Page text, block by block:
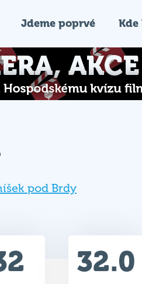
Jdeme poprvé Kde
pod Brdy
32.0